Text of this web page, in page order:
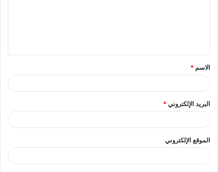
ق
*
الاسم *
البريد الإلكتروني*
الموقع الإلكتروني